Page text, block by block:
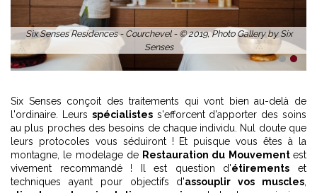
Six Senses Residences - Courchevel - © 2019, Photo Gallery by Six
Senses
1 2
Six Senses conçoit des traitements qui vont bien au-delà de
l'ordinaire. Leurs spécialistess'efforcent d'apporter des soins
au plus proches des besoins de chaque individu. Nul doute que
leurs protocoles vous séduiront ! Et puisque vous êtes à la
montagne, le modelage de Restauration du Mouvementest
vivement recommandé ! Il est question d'étirements et
techniques ayant pour objectifs d'assouplir vos muscles,